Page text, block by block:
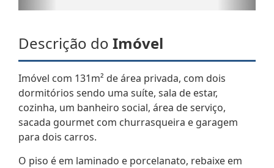
Descrição do Imóvel
Imóvel com 131m² de área privada, com dois
dormitórios sendo uma suíte, sala de estar,
cozinha, um banheiro social, área de serviço,
sacada gourmet com churrasqueira e garagem
para dois carros.
O piso é em laminado e porcelanato, rebaixe em